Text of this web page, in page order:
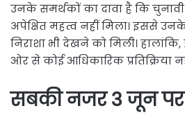
उनके समर्थकों का दावा है कि
अपेक्षित महत्व नहीं मिला। इससे
निराशा भी देखने को मिली। हालांकि,
ओर से कोई आधिकारिक प्रतिक्रिया
सबकी नजर 3 जून पर